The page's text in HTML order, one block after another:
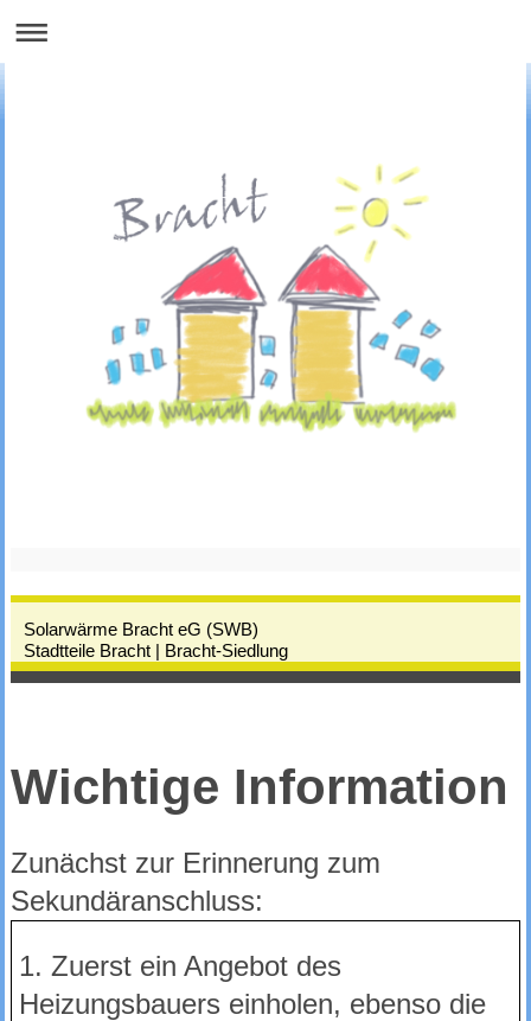
Solarwärme Bracht eG (SWB)
Stadtteile Bracht | Bracht-Siedlung
Wichtige Information
Zunächst zur Erinnerung zum
Sekundäranschluss:
1. Zuerst ein Angebot des
Heizungsbauers einholen, ebenso die